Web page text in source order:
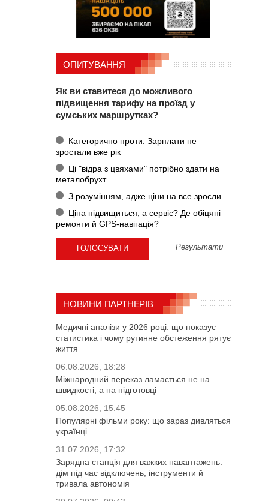
ОПИТУВАННЯ
Як ви ставитеся до можливого
підвищення тарифу на проїзд у
сумських маршрутках?
Категорично проти. Зарплати не
зростали вже рік
Ці "відра з цвяхами" потрібно здати на
металобрухт
З розумінням, адже ціни на все зросли
Ціна підвищиться, а сервіс? Де обіцяні
ремонти й GPS-навігація?
Результати
НОВИНИ ПАРТНЕРІВ
Медичні аналізи у 2026 році: що показує
статистика і чому рутинне обстеження рятує
життя
06.08.2026, 18:28
Міжнародний переказ ламається не на
швидкості, а на підготовці
05.08.2026, 15:45
Популярні фільми року: що зараз дивляться
українці
31.07.2026, 17:32
Зарядна станція для важких навантажень:
дім під час відключень, інструменти й
тривала автономія